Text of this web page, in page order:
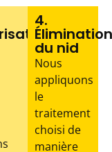
4.
Élimination
du nid
Nous
appliquons
le
traitement
choisi de
manière